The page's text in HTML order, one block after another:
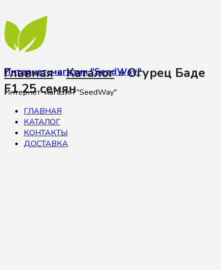
Интернет-магазин "SeedWay"
Интернет-магазин "SeedWay"
ГЛАВНАЯ
КАТАЛОГ
КОНТАКТЫ
ДОСТАВКА
Главная»Каталог»Огурец Баде
F1 25 семян